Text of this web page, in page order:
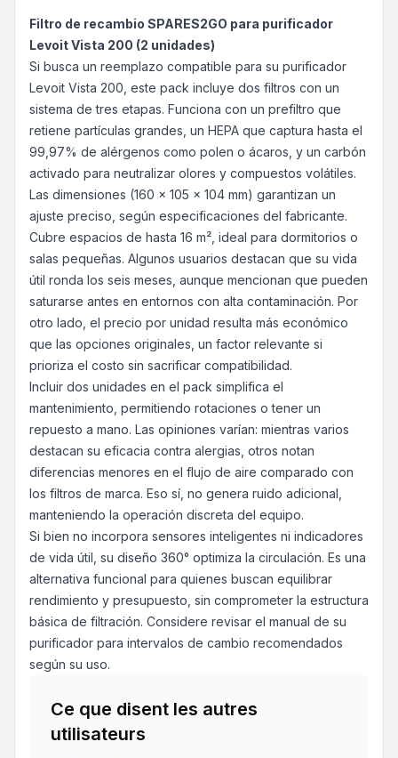
Filtro de recambio SPARES2GO para purificador
Levoit Vista 200 (2 unidades)
Si busca un reemplazo compatible para su purificador
Levoit Vista 200, este pack incluye dos filtros con un
sistema de tres etapas. Funciona con un prefiltro que
retiene partículas grandes, un HEPA que captura hasta el
99,97% de alérgenos como polen o ácaros, y un carbón
activado para neutralizar olores y compuestos volátiles.
Las dimensiones (160 x 105 x 104 mm) garantizan un
ajuste preciso, según especificaciones del fabricante.
Cubre espacios de hasta 16 m², ideal para dormitorios o
salas pequeñas. Algunos usuarios destacan que su vida
útil ronda los seis meses, aunque mencionan que pueden
saturarse antes en entornos con alta contaminación. Por
otro lado, el precio por unidad resulta más económico
que las opciones originales, un factor relevante si
prioriza el costo sin sacrificar compatibilidad.
Incluir dos unidades en el pack simplifica el
mantenimiento, permitiendo rotaciones o tener un
repuesto a mano. Las opiniones varían: mientras varios
destacan su eficacia contra alergias, otros notan
diferencias menores en el flujo de aire comparado con
los filtros de marca. Eso sí, no genera ruido adicional,
manteniendo la operación discreta del equipo.
Si bien no incorpora sensores inteligentes ni indicadores
de vida útil, su diseño 360° optimiza la circulación. Es una
alternativa funcional para quienes buscan equilibrar
rendimiento y presupuesto, sin comprometer la estructura
básica de filtración. Considere revisar el manual de su
purificador para intervalos de cambio recomendados
según su uso.
Ce que disent les autres
utilisateurs